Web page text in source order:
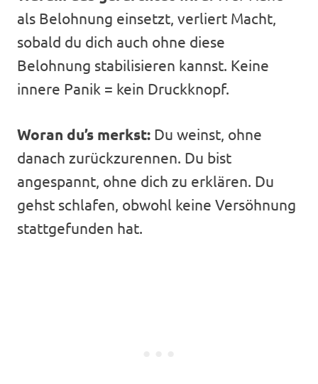
als Belohnung einsetzt, verliert Macht,
sobald du dich auch ohne diese
Belohnung stabilisieren kannst. Keine
innere Panik = kein Druckknopf.
Woran du’s merkst: Du weinst, ohne
danach zurückzurennen. Du bist
angespannt, ohne dich zu erklären. Du
gehst schlafen, obwohl keine Versöhnung
stattgefunden hat.